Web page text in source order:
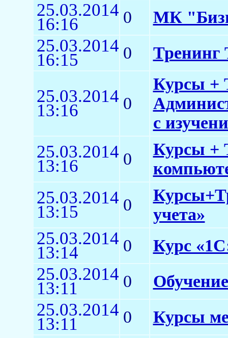
25.03.2014
16:16 0 МК
25.03.2014
16:15 0 Тренинг
25.03.2014
13:16 0
Курсы +
с
25.03.2014
13:16 0
Курсы +
25.03.2014
13:15 0
учета»
25.03.2014
13:14 0 Курс
25.03.2014
13:11 0
25.03.2014
13:11 0 Курсы